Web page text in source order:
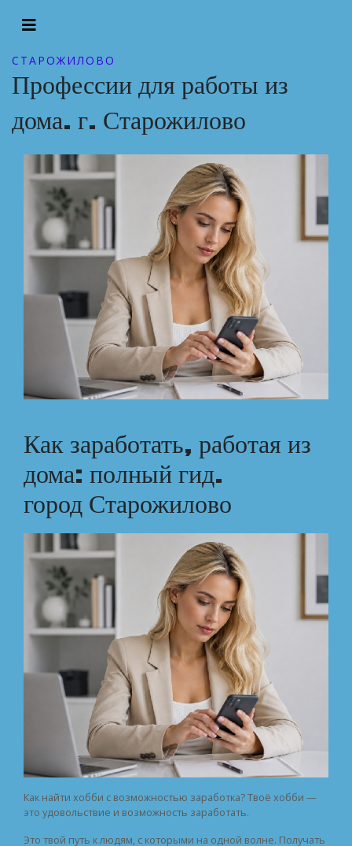
СТАРОЖИЛОВО
Профессии для работы из
дома. г. Старожилово
Как заработать, работая из
дома: полный гид.
город Старожилово
Как найти хобби с возможностью заработка? Твоё хобби —
это удовольствие и возможность заработать.
Это твой путь к людям, с которыми на одной волне. Получать